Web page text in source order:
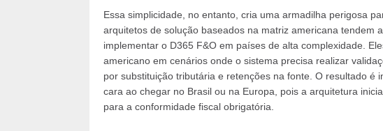
Essa simplicidade, no entanto, cria uma armadilha perigosa
arquitetos de solução baseados na matriz americana tendem
implementar o D365 F&O em países de alta complexidade.
americano em cenários onde o sistema precisa realizar
por substituição tributária e retenções na fonte. O resultado é
cara ao chegar no Brasil ou na Europa, pois a arquitetura
para a conformidade fiscal obrigatória.